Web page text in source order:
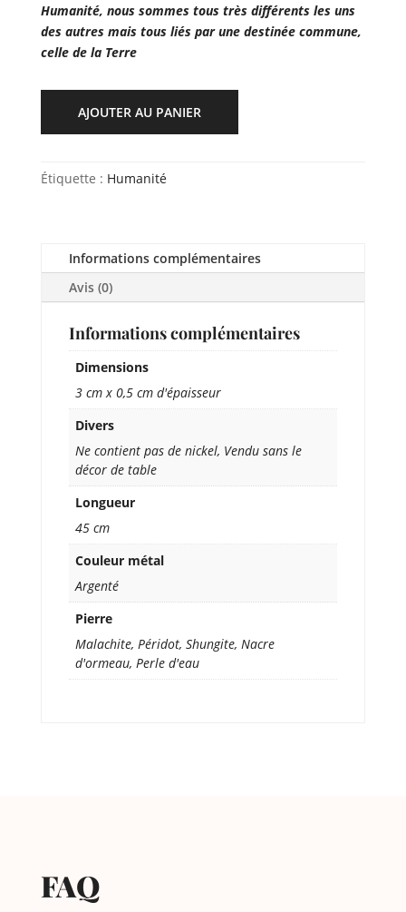
Humanité, nous sommes tous très différents les uns
des autres mais tous liés par une destinée commune,
celle de la Terre
AJOUTER AU PANIER
Étiquette : Humanité
Informations complémentaires
Avis (0)
Informations complémentaires
Dimensions
3 cm x 0,5 cm d'épaisseur
Divers
Ne contient pas de nickel, Vendu sans le
décor de table
Longueur
45 cm
Couleur métal
Argenté
Pierre
Malachite, Péridot, Shungite, Nacre
d'ormeau, Perle d'eau
FAQ